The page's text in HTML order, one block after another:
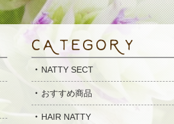
NATTY SECT
おすすめ商品
HAIR NATTY